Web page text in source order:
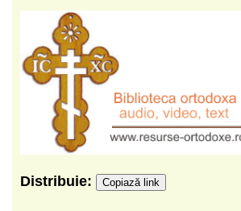
Distribuie: Copiază link